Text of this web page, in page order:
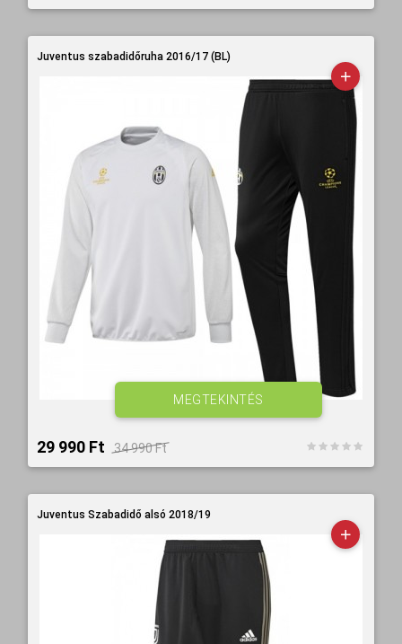
Juventus szabadidőruha 2016/17 (BL)
29 990 Ft‎ 34 990 Ft‎
MEGTEKINTÉS
Juventus Szabadidő alsó 2018/19